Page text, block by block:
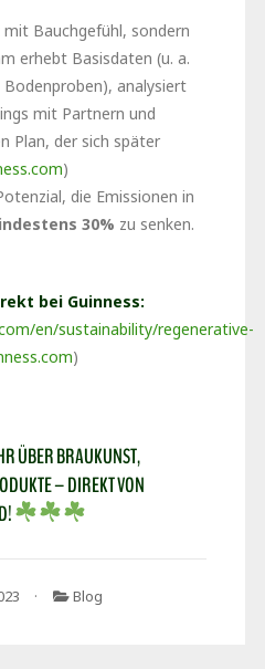
Bauchgefühl, sondern
erhebt Basisdaten (u. a.
analysiert
mit Partnern und
Plan, der sich später
)
die Emissionen in
30% zu senken.
bei Guinness:
en/sustainability/regenerative-
)
ÜBER BRAUKUNST,
– DIREKT VON
Blog